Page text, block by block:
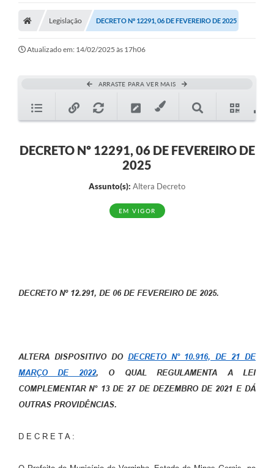
Legislação DECRETO Nº 12291, 06 DE FEVEREIRO DE 2025
Atualizado em: 14/02/2025 às 17h06
ARRASTE PARA VER MAIS
DECRETO Nº 12291, 06 DE FEVEREIRO DE
2025
Assunto(s): Altera Decreto
EM VIGOR
DECRETO Nº 12.291, DE 06 DE FEVEREIRO DE 2025.
ALTERA DISPOSITIVO DO DECRETO N° 10.916, DE 21 DE
MARÇO DE 2022, O QUAL REGULAMENTA A LEI
COMPLEMENTAR N° 13 DE 27 DE DEZEMBRO DE 2021 E DÁ
OUTRAS PROVIDÊNCIAS.
D E C R E T A :